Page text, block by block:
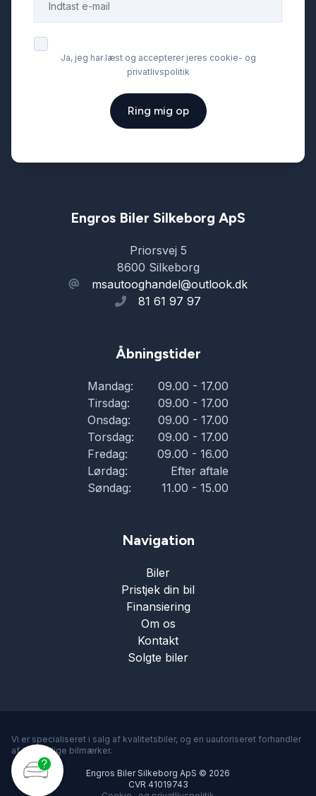
Ja, jeg har læst og accepterer jeres cookie- og
privatlivspolitik
Ring mig op
Engros Biler Silkeborg ApS
Priorsvej 5
8600 Silkeborg
msautooghandel@outlook.dk
81 61 97 97
Åbningstider
Mandag:
09.00 - 17.00
Tirsdag:
09.00 - 17.00
Onsdag:
09.00 - 17.00
Torsdag:
09.00 - 17.00
Fredag:
09.00 - 16.00
Lørdag:
Efter aftale
Søndag:
11.00 - 15.00
Navigation
Biler
Pristjek din bil
Finansiering
Om os
Kontakt
Solgte biler
Vi er specialiseret i salg af kvalitetsbiler, og en uautoriseret forhandler
af forskellige bilmærker.
Engros Biler Silkeborg ApS © 2026
CVR 41019743